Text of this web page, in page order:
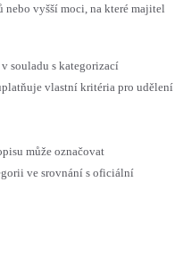
vyšší moci, na které majitel
souladu s kategorizací
vlastní kritéria pro udělení
může označovat
ve srovnání s oficiální